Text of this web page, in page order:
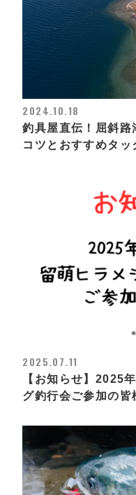
2024.10.18
釣具屋直伝！屈斜
コツとおすすめタッ
2025.07.11
【お知らせ】2025
グ釣行会ご参加の皆